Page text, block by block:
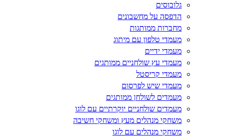
גלובוסים
הדפסה על מחשבונים
מחברות ממותגות
מעמדי טלפון עם מיתוג
מעמדי ידיים
מעמדי עץ שולחניים ממותגים
מעמדי קריסטל
מעמדי שיש לפרסום
מעמדים לשולחן ממותגים
מעמדים שולחניים יוקרתיים עם לוגו
משחקי מנהלים מעץ ומשחקי חשיבה
משחקי מנהלים עם לוגו